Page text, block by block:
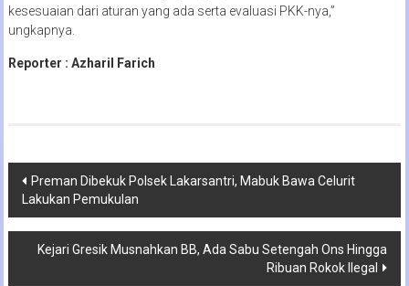
kesesuaian dari aturan yang ada serta evaluasi PKK-nya,”
ungkapnya.
Reporter : Azharil Farich
Navigasi
pos
Preman Dibekuk Polsek Lakarsantri, Mabuk Bawa Celurit
Lakukan Pemukulan
Kejari Gresik Musnahkan BB, Ada Sabu Setengah Ons Hingga
Ribuan Rokok Ilegal